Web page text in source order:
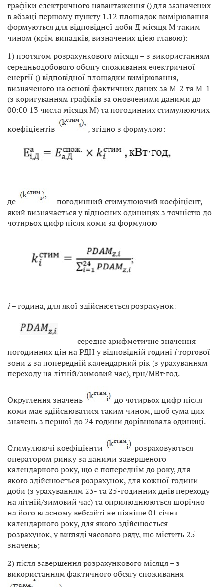
графіки електричного навантаження () для зазначених
в абзаці першому пункту 1.12 площадок вимірювання
формуються для відповідної доби Д місяця М таким
чином (крім випадків, визначених цією главою):
1) протягом розрахункового місяця – з використанням
середньодобового обсягу споживання електричної
енергії () відповідної площадки вимірювання,
визначеного на основі фактичних даних за М-2 та М-1
(з коригуванням графіків за оновленими даними до
00:00 13 числа місяця М) та погодинних стимулюючих
коефіцієнтів
, згідно з формулою:
де
– погодинний стимулюючий коефіцієнт,
який визначається у відносних одиницях з точністю до
чотирьох цифр після коми за формулою
i– година, для якої здійснюється розрахунок;
– середнє арифметичне значення
погодинних цін на РДН у відповідній годині iторгової
зони z за попередній календарний рік (з урахуванням
переходу на літній/зимовий час), грн/МВт·год.
Округлення значень
до чотирьох цифр після
коми має здійснюватися таким чином, щоб сума цих
значень з першої до 24 години дорівнювала одиниці.
Стимулюючі коефіцієнти
розраховуються
оператором ринку за даними завершеного
календарного року, що є попереднім до року, для
якого здійснюється розрахунок, для кожної години
доби (з урахуванням 23- та 25-годинних днів переходу
на літній/зимовий час) та оприлюднюються щорічно
на його власному вебсайті не пізніше 01 січня
календарного року, для якого здійснюється
розрахунок, у вигляді часового ряду, що містить 25
значень;
2) після завершення розрахункового місяця – з
використанням фактичного обсягу споживання